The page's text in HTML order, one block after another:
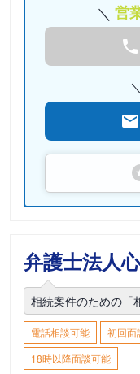
営
弁護士法人
相続案件のための「
電話相談可能 初回面
18時以降面談可能